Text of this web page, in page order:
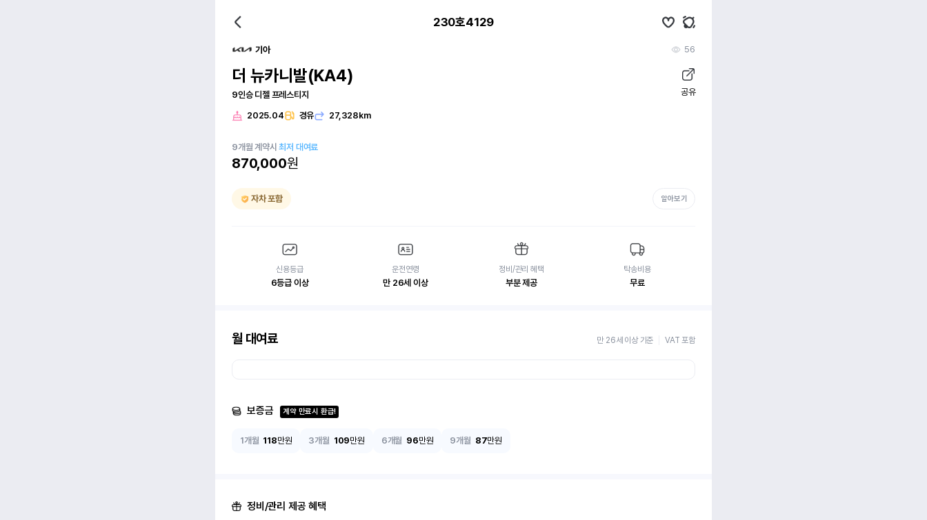
230호4129
기아 56
더 뉴카니발(KA4)
9인승 디젤 프레스티지 공유
2025.04 경유 27,328km
9개월 계약시최저 대여료
870,000원
자차 포함 알아보기
신용등급
6등급 이상
운전연령
만 26세 이상
정비/관리 혜택
부분 제공
탁송비용
무료
월 대여료 만 26세 이상 기준 VAT 포함
보증금 계약 만료시 환급!
1개월 118만원 3개월 109만원 6개월 96만원 9개월 87만원
정비/관리 제공 혜택